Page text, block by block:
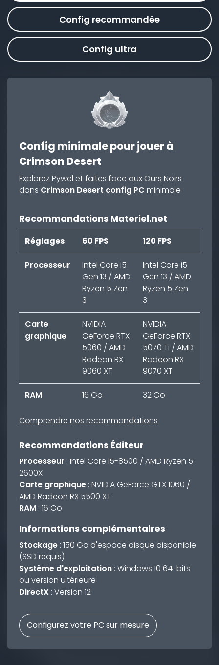
Config recommandée
Config ultra
Config minimale pour jouer à
Crimson Desert
Explorez Pywel et faites face aux Ours Noirs
dans Crimson Desert config PC minimale
Recommandations Materiel.net
Réglages 60 FPS 120 FPS
Processeur
Intel Core i5
Gen 13 / AMD
Ryzen 5 Zen
3
Intel Core i5
Gen 13 / AMD
Ryzen 5 Zen
3
Carte
graphique
NVIDIA
GeForce RTX
5060 / AMD
Radeon RX
9060 XT
NVIDIA
GeForce RTX
5070 Ti / AMD
Radeon RX
9070 XT
RAM 16 Go 32 Go
Comprendre nos recommandations
Recommandations Éditeur
Processeur : Intel Core i5-8500 / AMD Ryzen 5
2600X
Carte graphique : NVIDIA GeForce GTX 1060 /
AMD Radeon RX 5500 XT
RAM : 16 Go
Informations complémentaires
Stockage : 150 Go d'espace disque disponible
(SSD requis)
Système d'exploitation : Windows 10 64-bits
ou version ultérieure
DirectX : Version 12
Configurez votre PC sur mesure